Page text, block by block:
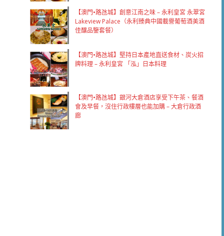
【澳門•路氹城】創意江南之味 – 永利皇宮 永翠宮
Lakeview Palace（永利臻典中國載譽葡萄酒美酒
佳釀品鑒套餐）
【澳門•路氹城】堅持日本產地直送食材、炭火招
牌料理 – 永利皇宮 「泓」日本料理
【澳門•路氹城】銀河大倉酒店享受下午茶、餐酒
會及早餐，沒住行政樓層也能加購 – 大倉行政酒
廊